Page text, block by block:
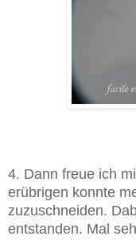
4. Dann freue ich
erübrigen konnte
zuzuschneiden.
entstanden. Mal